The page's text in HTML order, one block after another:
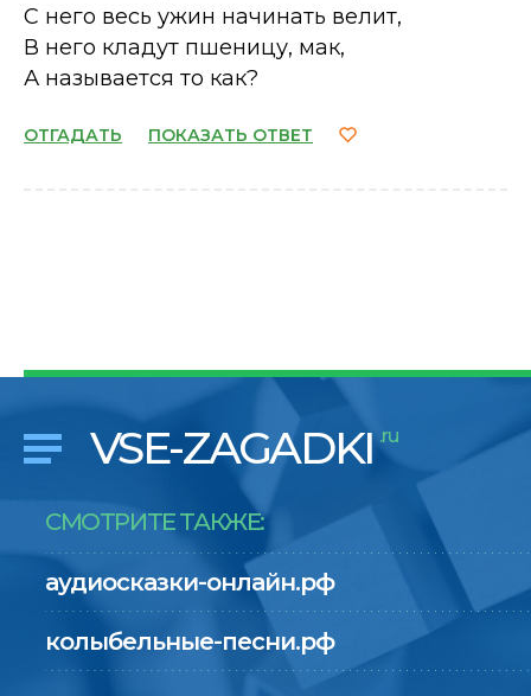
С него весь ужин начинать велит,
В него кладут пшеницу, мак,
А называется то как?
ОТГАДАТЬ ПОКАЗАТЬ ОТВЕТ
VSE-ZAGADKI .ru
СМОТРИТЕ ТАКЖЕ:
аудиосказки-онлайн.рф
колыбельные-песни.рф